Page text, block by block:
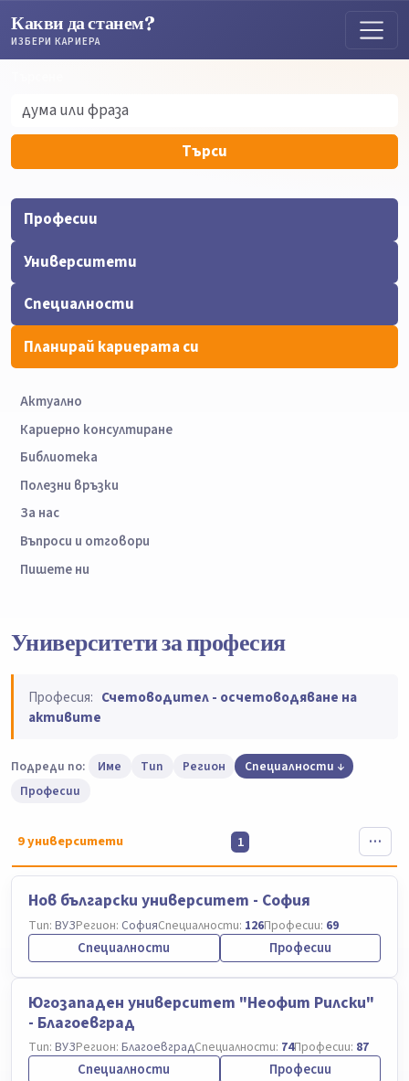
Какви да станем?
ИЗБЕРИ КАРИЕРА
Търси
Професии
Университети
Специалности
Планирай кариерата си
Актуално
Кариерно консултиране
Библиотека
Полезни връзки
За нас
Въпроси и отговори
Пишете ни
Университети за професия
Професия: Счетоводител - осчетоводяване на
активите
Подреди по: Име Тип Регион
Специалности
Професии
9университети 1
Нов български университет - София
Тип: ВУЗРегион: СофияСпециалности: 126Професии: 69
Специалности Професии
Югозападен университет "Неофит Рилски"
- Благоевград
Тип: ВУЗРегион: БлагоевградСпециалности: 74Професии: 87
Специалности Професии